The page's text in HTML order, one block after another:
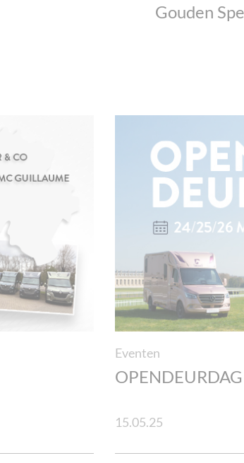
Gouden
Eventen
15.05.25